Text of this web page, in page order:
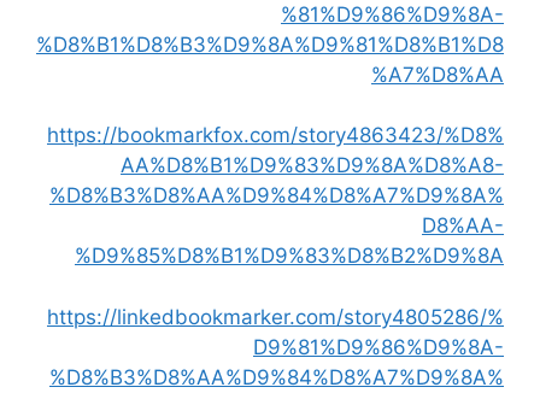
%81%D9%86%D9%8A-
%D8%B1%D8%B3%D9%8A%D9%81%D8%B1%D8
%A7%D8%AA
https://bookmarkfox.com/story4863423/%D8%
AA%D8%B1%D9%83%D9%8A%D8%A8-
%D8%B3%D8%AA%D9%84%D8%A7%D9%8A%
D8%AA-
%D9%85%D8%B1%D9%83%D8%B2%D9%8A
https://linkedbookmarker.com/story4805286/%
D9%81%D9%86%D9%8A-
%D8%B3%D8%AA%D9%84%D8%A7%D9%8A%